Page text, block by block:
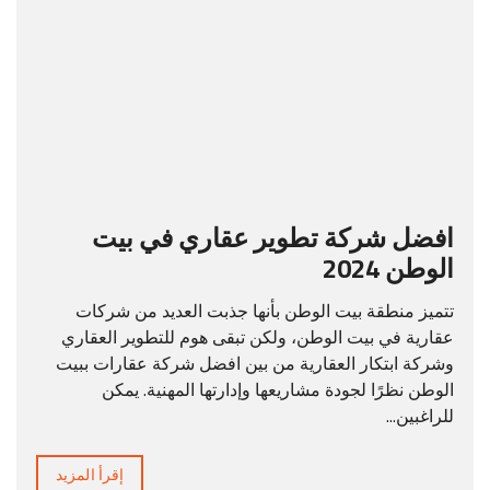
افضل شركة تطوير عقاري في بيت
الوطن 2024
تتميز منطقة بيت الوطن بأنها جذبت العديد من شركات
عقارية في بيت الوطن، ولكن تبقى هوم للتطوير العقاري
وشركة ابتكار العقارية من بين افضل شركة عقارات ببيت
الوطن نظرًا لجودة مشاريعها وإدارتها المهنية. يمكن
للراغبين...
إقرأ المزيد